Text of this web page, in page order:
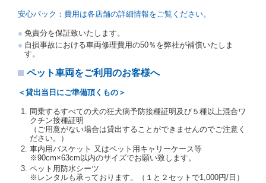
の運転免許証を提示するものとします。
交通局長通達「レンタカーに関する基本通達」（自
旅第138号 平成7年6月13日）の２．(10)及び(11)の
注２）運転免許証とは、道路交通法第９２条に規定
される運転免許証のうち、道路交通法施行規則第１
９条別記様式第１４の書式の運転免許証をいいま
す。
当社は、貸渡契約の締結にあたり、借受人及び運転者
に対し、運転免許証のほかに本人確認ができる書類の
提示を求め、及び提出された書類の写しをとることが
あります。
当社は、貸渡契約の締結にあたり、借受期間中に借受
人及び運転者と連絡するための携帯電話番号等の告知
を求めます。
安心パック：費用は各店舗の詳細情報をご覧ください。
免責分を保証致いたします。
自損事故における車両修理費用の50％を弊社が補償いたしま
す。
ペット車両をご利用のお客様へ
＜貸出当日にご準備頂くもの＞
同乗するすべての犬の狂犬病予防接種証明及び５種以上混合ワ
クチン接種証明
（ご用意がない場合は貸出することができませんのでご注意く
ださい。）
車内用バスケット 又はペット用キャリーケース等
※90cm×63cm以内のサイズでお願い致します。
ペット用防水シーツ
※レンタルも承っております。（１と２セットで1,000円/日）